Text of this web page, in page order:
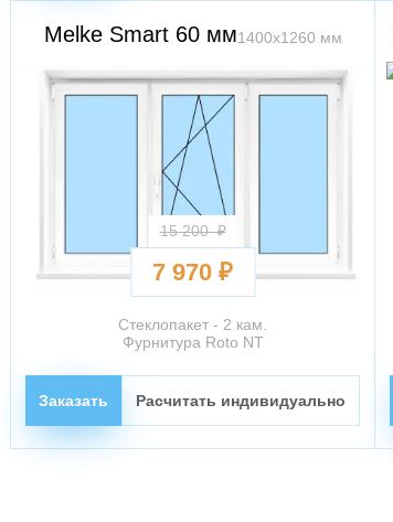
Melke Smart 60 мм1400х1260 мм
15 200 ₽
7 970 ₽
Стеклопакет - 2 кам.
Фурнитура Roto NT
Заказать Расчитать индивидуально